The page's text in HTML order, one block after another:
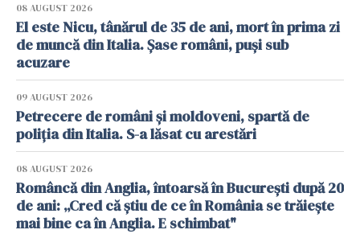
08 AUGUST 2026
El este Nicu, tânărul de 35 de ani, mort în prima zi
de muncă din Italia. Șase români, puși sub
acuzare
09 AUGUST 2026
Petrecere de români și moldoveni, spartă de
poliția din Italia. S-a lăsat cu arestări
08 AUGUST 2026
Româncă din Anglia, întoarsă în București după 20
de ani: „Cred că știu de ce în România se trăiește
mai bine ca în Anglia. E schimbat"